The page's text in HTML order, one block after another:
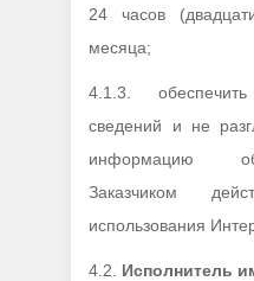
24 часов
месяца;
4.1.3. обеспечить
сведений и не
информацию
Заказчиком
использования
4.2. Исполнитель